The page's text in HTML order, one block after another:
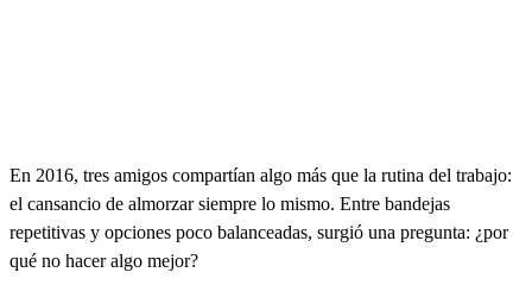
En 2016, tres amigos compartían algo más que la rutina del trabajo:
el cansancio de almorzar siempre lo mismo. Entre bandejas
repetitivas y opciones poco balanceadas, surgió una pregunta: ¿por
qué no hacer algo mejor?